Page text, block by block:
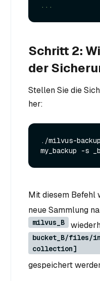
...
Schritt 2:
der
Stellen Sie die
her:
./milvus-
Mit diesem Befehl
neue Sammlung
milvus_B
bucket_B/files/
collection]
gespeichert